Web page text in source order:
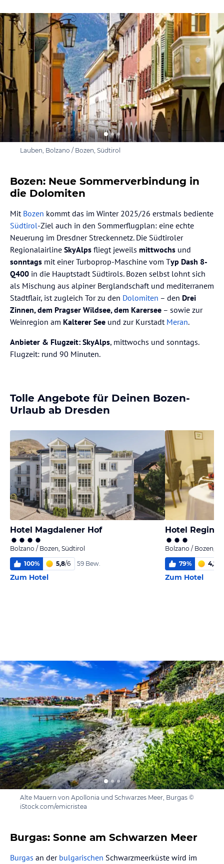
Lauben, Bolzano / Bozen, Südtirol
Bozen: Neue Sommerverbindung in
die Dolomiten
Mit Bozen kommt das im Winter 2025/26 erstmals bediente
Südtirol-Ziel auch in den Sommerflugplan: eine echte
Neuerung im Dresdner Streckennetz. Die Südtiroler
Regionalairline SkyAlps fliegt jeweils mittwochs und
sonntags mit einer Turboprop-Maschine vom Typ Dash 8-
Q400 in die Hauptstadt Südtirols. Bozen selbst lohnt sich
als Mischung aus alpiner Berglandschaft und mediterranem
Stadtflair, ist zugleich Tor zu den Dolomiten – den Drei
Zinnen, dem Pragser Wildsee, dem Karersee – sowie zur
Weinregion am Kalterer See und zur Kurstadt Meran.
Anbieter & Flugzeit: SkyAlps, mittwochs und sonntags.
Flugzeit: rund 90 Minuten.
Tolle Angebote für Deinen Bozen-
Urlaub ab Dresden
Hotel Magdalener Hof
Bolzano / Bozen, Südtirol
100% 5,8/6 59 Bew.
Zum Hotel
Hotel Regina
Bolzano / Bozen,
79% 4,2
Zum Hotel
Alte Mauern von Apollonia und Schwarzes Meer, Burgas ©
iStock.com/emicristea
Burgas: Sonne am Schwarzen Meer
Burgas an der bulgarischen Schwarzmeerküste wird im